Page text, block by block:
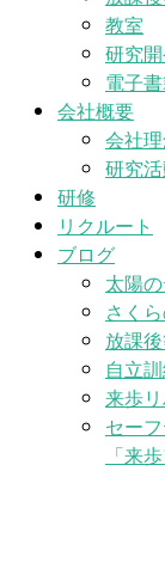
教室
研究
電子
会社概要
会社
研究
研修
リクルート
ブログ
太陽
さく
放課
自立
来歩
セー
「来